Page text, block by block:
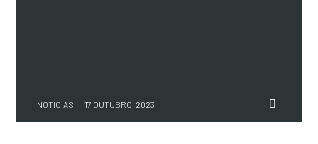
NOTÍCIAS 17 OUTUBRO, 2023